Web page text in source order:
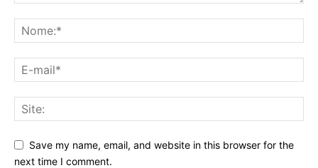
Save my name, email, and website in this browser for the
next time I comment.